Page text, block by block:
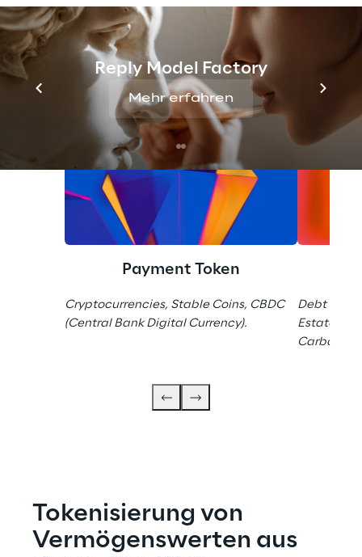
Reply Model Factory
Mehr erfahren
Dienstleistungen anzubieten und die
Eintrittshürden zu senken.
Payment Token
Cryptocurrencies, Stable Coins, CBDC
(Central Bank Digital Currency).
Debt &
Estate
Carbon
Tokenisierung von
Vermögenswerten aus